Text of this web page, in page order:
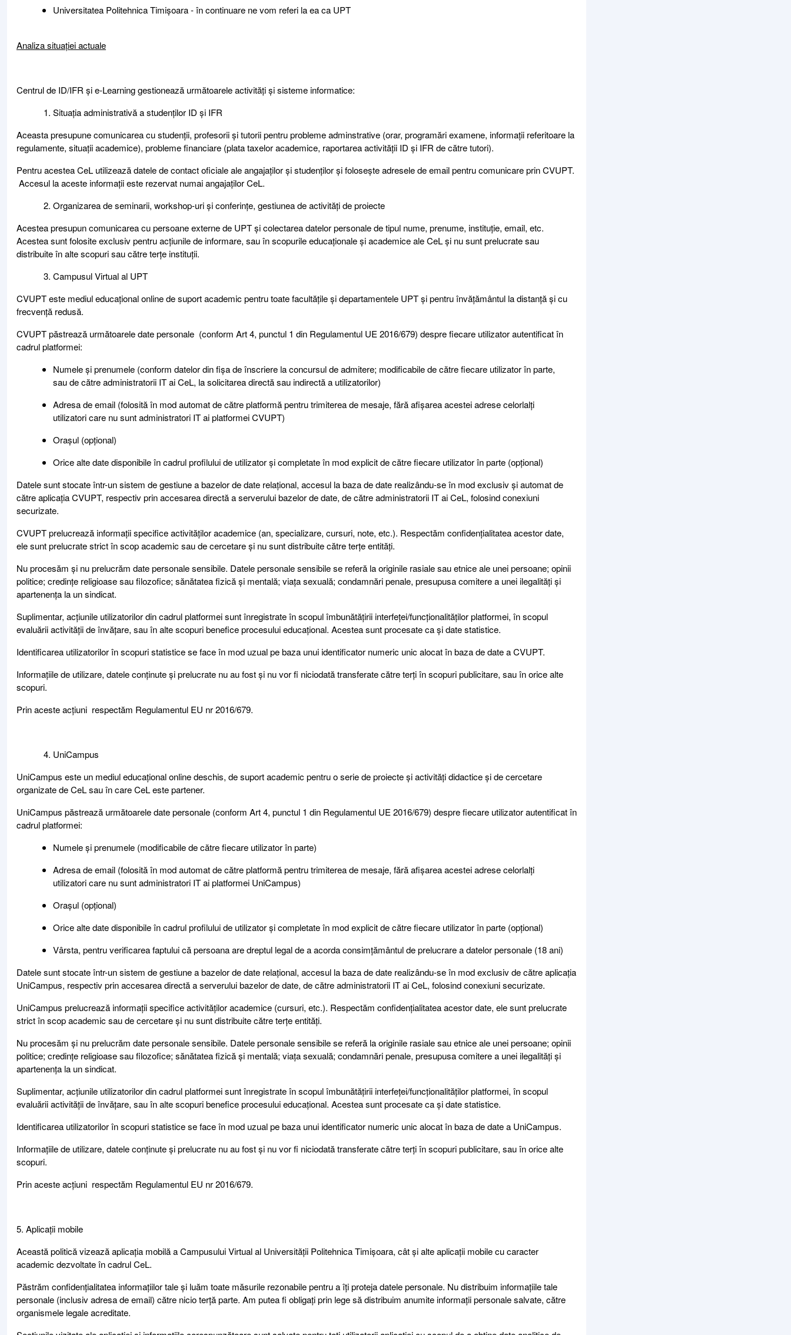
Universitatea Politehnica Timișoara - în continuare ne vom referi la ea ca UPT
Analiza situației actuale
Centrul de ID/IFR și e-Learning gestionează următoarele activități și sisteme informatice:
Situația administrativă a studenților ID și IFR
Aceasta presupune comunicarea cu studenții, profesorii și tutorii pentru probleme adminstrative (orar, programări examene, informații referitoare la
regulamente, situații academice), probleme financiare (plata taxelor academice, raportarea activității ID și IFR de către tutori).
Pentru acestea CeL utilizează datele de contact oficiale ale angajaților și studenților și folosește adresele de email pentru comunicare prin CVUPT.
Accesul la aceste informații este rezervat numai angajaților CeL.
Organizarea de seminarii, workshop-uri și conferințe, gestiunea de activități de proiecte
Acestea presupun comunicarea cu persoane externe de UPT și colectarea datelor personale de tipul nume, prenume, instituție, email, etc.
Acestea sunt folosite exclusiv pentru acțiunile de informare, sau în scopurile educaționale și academice ale CeL și nu sunt prelucrate sau
distribuite în alte scopuri sau către terțe instituții.
Campusul Virtual al UPT
CVUPT este mediul educațional online de suport academic pentru toate facultățile și departamentele UPT și pentru învățământul la distanță și cu
frecvență redusă.
CVUPT păstrează următoarele date personale (conform Art 4, punctul 1 din Regulamentul UE 2016/679) despre fiecare utilizator autentificat în
cadrul platformei:
Numele și prenumele (conform datelor din fișa de înscriere la concursul de admitere; modificabile de către fiecare utilizator în parte,
sau de către administratorii IT ai CeL, la solicitarea directă sau indirectă a utilizatorilor)
Adresa de email (folosită în mod automat de către platformă pentru trimiterea de mesaje, fără afișarea acestei adrese celorlalți
utilizatori care nu sunt administratori IT ai platformei CVUPT)
Orașul (opțional)
Orice alte date disponibile în cadrul profilului de utilizator și completate în mod explicit de către fiecare utilizator în parte (opțional)
Datele sunt stocate într-un sistem de gestiune a bazelor de date relațional, accesul la baza de date realizându-se în mod exclusiv și automat de
către aplicația CVUPT, respectiv prin accesarea directă a serverului bazelor de date, de către administratorii IT ai CeL, folosind conexiuni
securizate.
CVUPT prelucrează informații specifice activităților academice (an, specializare, cursuri, note, etc.). Respectăm confidențialitatea acestor date,
ele sunt prelucrate strict în scop academic sau de cercetare și nu sunt distribuite către terțe entități.
Nu procesăm și nu prelucrăm date personale sensibile. Datele personale sensibile se referă la originile rasiale sau etnice ale unei persoane; opinii
politice; credințe religioase sau filozofice; sănătatea fizică și mentală; viața sexuală; condamnări penale, presupusa comitere a unei ilegalități și
apartenența la un sindicat.
Suplimentar, acțiunile utilizatorilor din cadrul platformei sunt înregistrate în scopul îmbunătățirii interfeței/funcționalităților platformei, în scopul
evaluării activității de învățare, sau în alte scopuri benefice procesului educațional. Acestea sunt procesate ca și date statistice.
Identificarea utilizatorilor în scopuri statistice se face în mod uzual pe baza unui identificator numeric unic alocat în baza de date a CVUPT.
Informațiile de utilizare, datele conținute și prelucrate nu au fost și nu vor fi niciodată transferate către terți în scopuri publicitare, sau în orice alte
scopuri.
Prin aceste acțiuni respectăm Regulamentul EU nr 2016/679.
UniCampus
UniCampus este un mediul educațional online deschis, de suport academic pentru o serie de proiecte și activități didactice și de cercetare
organizate de CeL sau în care CeL este partener.
UniCampus păstrează următoarele date personale (conform Art 4, punctul 1 din Regulamentul UE 2016/679) despre fiecare utilizator autentificat în
cadrul platformei:
Numele și prenumele (modificabile de către fiecare utilizator în parte)
Adresa de email (folosită în mod automat de către platformă pentru trimiterea de mesaje, fără afișarea acestei adrese celorlalți
utilizatori care nu sunt administratori IT ai platformei UniCampus)
Orașul (opțional)
Orice alte date disponibile în cadrul profilului de utilizator și completate în mod explicit de către fiecare utilizator în parte (opțional)
Vârsta, pentru verificarea faptului că persoana are dreptul legal de a acorda consimțământul de prelucrare a datelor personale (18 ani)
Datele sunt stocate într-un sistem de gestiune a bazelor de date relațional, accesul la baza de date realizându-se în mod exclusiv de către aplicația
UniCampus, respectiv prin accesarea directă a serverului bazelor de date, de către administratorii IT ai CeL, folosind conexiuni securizate.
UniCampus prelucrează informații specifice activităților academice (cursuri, etc.). Respectăm confidențialitatea acestor date, ele sunt prelucrate
strict în scop academic sau de cercetare și nu sunt distribuite către terțe entități.
Nu procesăm și nu prelucrăm date personale sensibile. Datele personale sensibile se referă la originile rasiale sau etnice ale unei persoane; opinii
politice; credințe religioase sau filozofice; sănătatea fizică și mentală; viața sexuală; condamnări penale, presupusa comitere a unei ilegalități și
apartenența la un sindicat.
Suplimentar, acțiunile utilizatorilor din cadrul platformei sunt înregistrate în scopul îmbunătățirii interfeței/funcționalităților platformei, în scopul
evaluării activității de învățare, sau în alte scopuri benefice procesului educațional. Acestea sunt procesate ca și date statistice.
Identificarea utilizatorilor în scopuri statistice se face în mod uzual pe baza unui identificator numeric unic alocat în baza de date a UniCampus.
Informațiile de utilizare, datele conținute și prelucrate nu au fost și nu vor fi niciodată transferate către terți în scopuri publicitare, sau în orice alte
scopuri.
Prin aceste acțiuni respectăm Regulamentul EU nr 2016/679.
5. Aplicații mobile
Această politică vizează aplicația mobilă a Campusului Virtual al Universității Politehnica Timișoara, cât și alte aplicații mobile cu caracter
academic dezvoltate în cadrul CeL.
Păstrăm confidențialitatea informațiilor tale și luăm toate măsurile rezonabile pentru a îți proteja datele personale. Nu distribuim informațiile tale
personale (inclusiv adresa de email) către nicio terță parte. Am putea fi obligați prin lege să distribuim anumite informații personale salvate, către
organismele legale acreditate.